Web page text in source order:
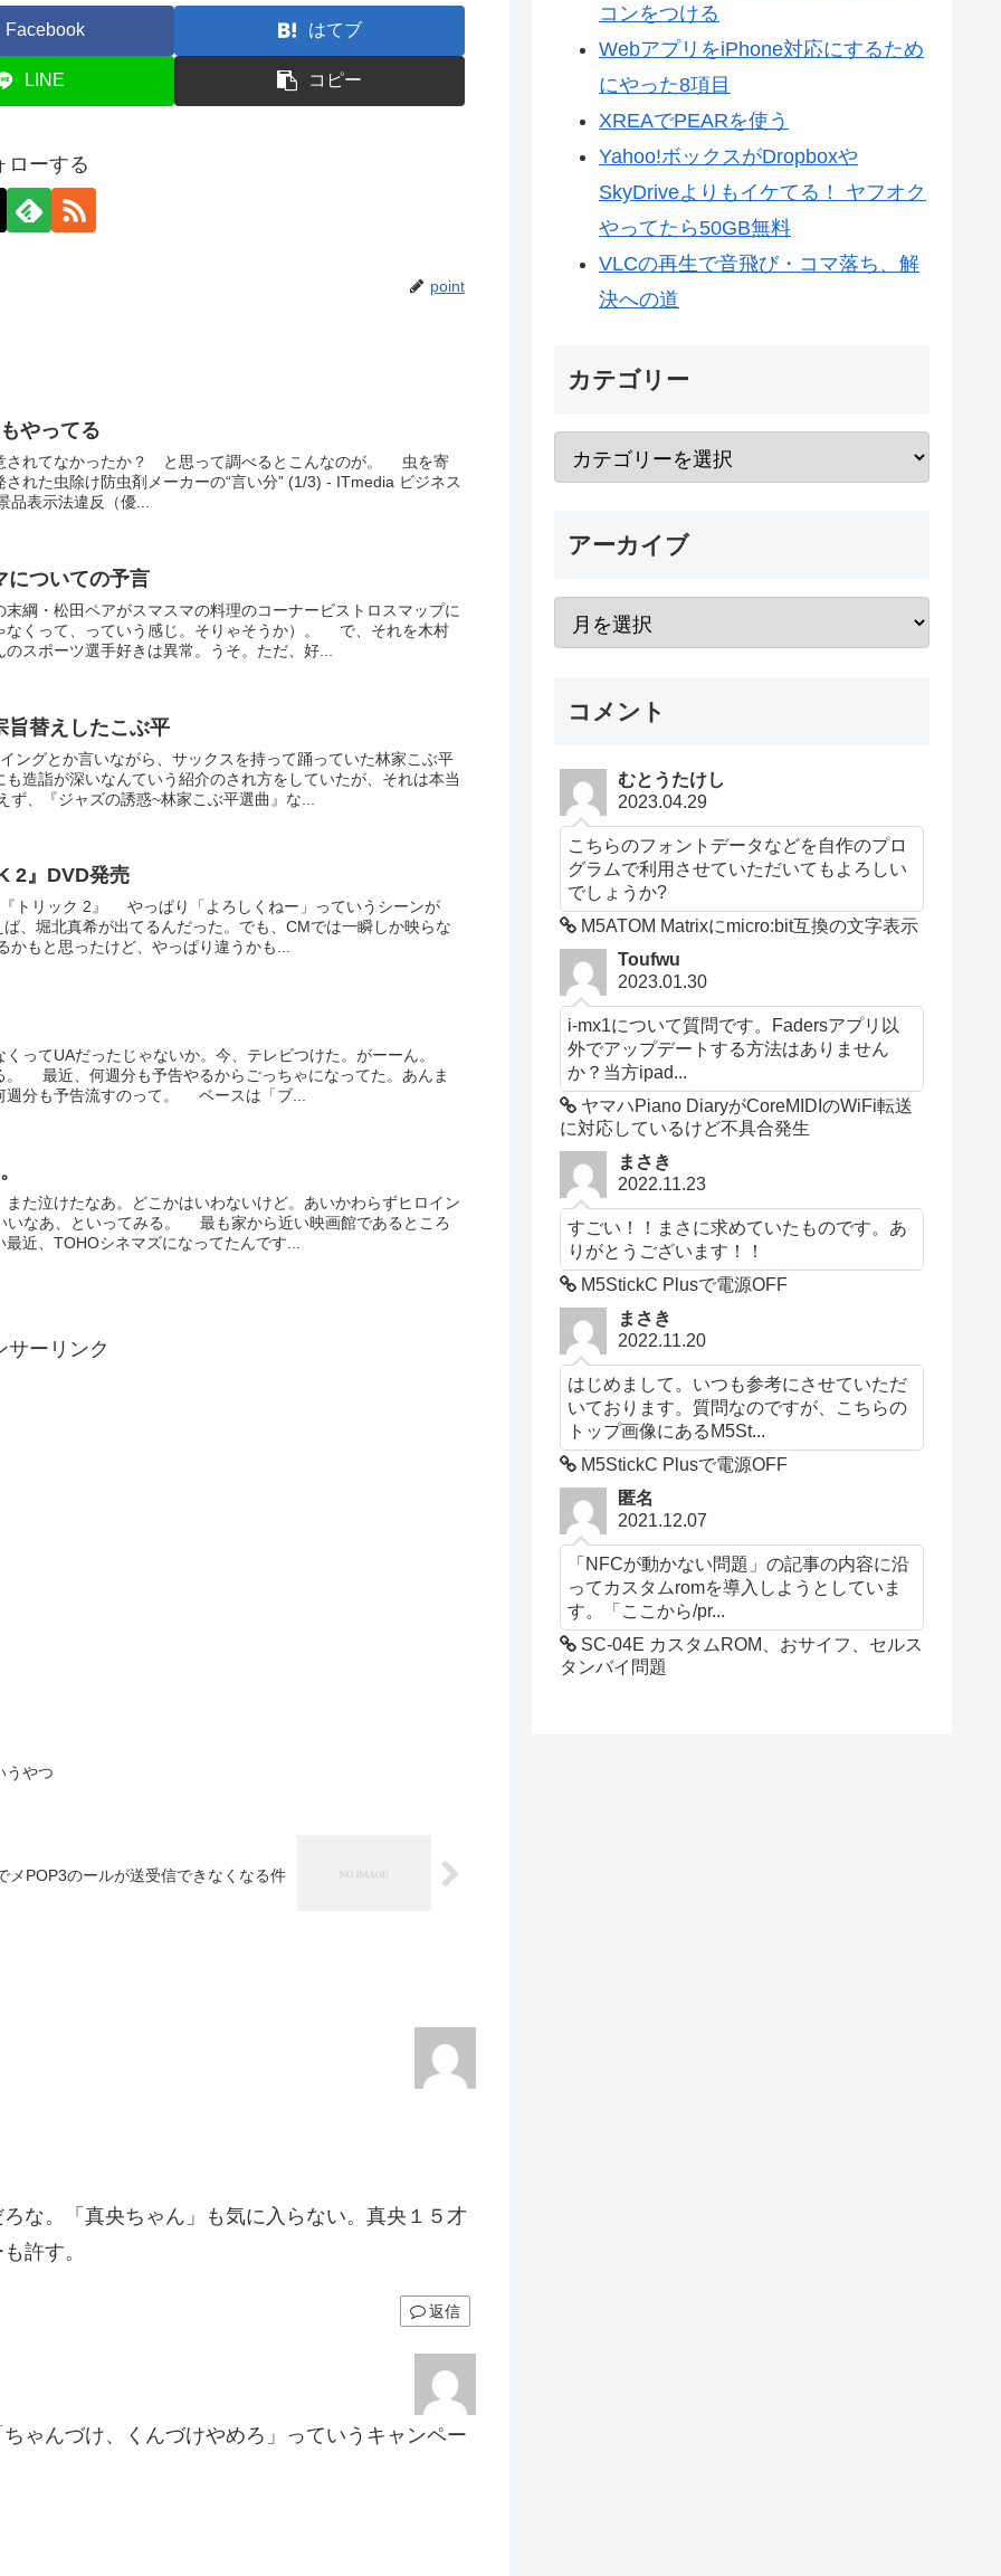
Facebook はてブ
LINE コピー
ローする
point
やってる
されてなかったか？ と思って調べるとこんなのが。 虫を寄
れた虫除け防虫剤メーカーの“言い分” (1/3) - ITmedia ビジネス
表示法違反（優...
についての予言
綱・松田ペアがスマスマの料理のコーナービストロスマップに
なくって、っていう感じ。そりゃそうか）。 で、それを木村
スポーツ選手好きは異常。うそ。ただ、好...
旨替えしたこぶ平
ングとか言いながら、サックスを持って踊っていた林家こぶ平
も造詣が深いなんていう紹介のされ方をしていたが、それは本当
、『ジャズの誘惑~林家こぶ平選曲』な...
2』DVD発売
トリック 2』 やっぱり「よろしくねー」っていうシーンが
、堀北真希が出てるんだった。でも、CMでは一瞬しか映らな
もと思ったけど、やっぱり違うかも...
くってUAだったじゃないか。今、テレビつけた。がーーん。
。 最近、何週分も予告やるからごっちゃになってた。あんま
週分も予告流すのって。 ベースは「ブ...
た泣けたなあ。どこかはいわないけど。あいかわらずヒロイン
いなあ、といってみる。 最も家から近い映画館であるところ
近、TOHOシネマズになってたんです...
サーリンク
うやつ
メPOP3のールが送受信できなくなる件
な。「真央ちゃん」も気に入らない。真央１５才
許す。
返信
ゃんづけ、くんづけやめろ」っていうキャンペー
コンをつける
WebアプリをiPhone対応にするため
にやった8項目
XREAでPEARを使う
Yahoo!ボックスがDropboxや
SkyDriveよりもイケてる！ ヤフオク
やってたら50GB無料
VLCの再生で音飛び・コマ落ち、解
決への道
カテゴリー
アーカイブ
コメント
むとうたけし
2023.04.29
こちらのフォントデータなどを自作のプロ
グラムで利用させていただいてもよろしい
でしょうか?
M5ATOM Matrixにmicro:bit互換の文字表示
Toufwu
2023.01.30
i-mx1について質問です。Fadersアプリ以
外でアップデートする方法はありません
か？当方ipad...
ヤマハPiano DiaryがCoreMIDIのWiFi転送
に対応しているけど不具合発生
まさき
2022.11.23
すごい！！まさに求めていたものです。あ
りがとうございます！！
M5StickC Plusで電源OFF
まさき
2022.11.20
はじめまして。いつも参考にさせていただ
いております。質問なのですが、こちらの
トップ画像にあるM5St...
M5StickC Plusで電源OFF
匿名
2021.12.07
「NFCが動かない問題」の記事の内容に沿
ってカスタムromを導入しようとしていま
す。「ここから/pr...
SC-04E カスタムROM、おサイフ、セルス
タンバイ問題